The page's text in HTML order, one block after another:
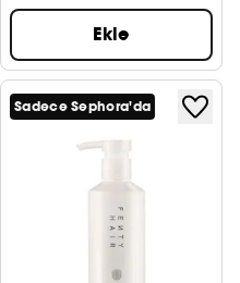
Ekle
Sadece Sephora'da